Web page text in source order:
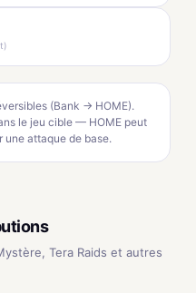
(Bank → HOME).
le jeu cible — HOME peut
une attaque de base.
Tera Raids et autres